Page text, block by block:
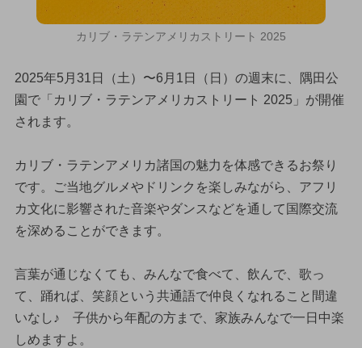
カリブ・ラテンアメリカストリート 2025
2025年5月31日（土）〜6月1日（日）の週末に、隅田公
園で「カリブ・ラテンアメリカストリート 2025」が開催
されます。
カリブ・ラテンアメリカ諸国の魅力を体感できるお祭り
です。ご当地グルメやドリンクを楽しみながら、アフリ
カ文化に影響された音楽やダンスなどを通して国際交流
を深めることができます。
言葉が通じなくても、みんなで食べて、飲んで、歌っ
て、踊れば、笑顔という共通語で仲良くなれること間違
いなし♪ 子供から年配の方まで、家族みんなで一日中楽
しめますよ。